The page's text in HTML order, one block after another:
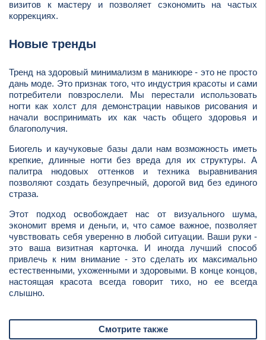
визитов к мастеру и позволяет сэкономить на частых
коррекциях.
Новые тренды
Тренд на здоровый минимализм в маникюре - это не просто
дань моде. Это признак того, что индустрия красоты и сами
потребители повзрослели. Мы перестали использовать
ногти как холст для демонстрации навыков рисования и
начали воспринимать их как часть общего здоровья и
благополучия.
Биогель и каучуковые базы дали нам возможность иметь
крепкие, длинные ногти без вреда для их структуры. А
палитра нюдовых оттенков и техника выравнивания
позволяют создать безупречный, дорогой вид без единого
страза.
Этот подход освобождает нас от визуального шума,
экономит время и деньги, и, что самое важное, позволяет
чувствовать себя уверенно в любой ситуации. Ваши руки -
это ваша визитная карточка. И иногда лучший способ
привлечь к ним внимание - это сделать их максимально
естественными, ухоженными и здоровыми. В конце концов,
настоящая красота всегда говорит тихо, но ее всегда
слышно.
Смотрите также